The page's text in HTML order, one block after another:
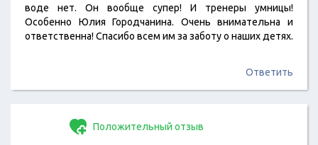
воде нет. Он вообще супер! И тренеры умницы!
Особенно Юлия Городчанина. Очень внимательна и
ответственна! Спасибо всем им за заботу о наших детях.
Ответить
Положительный отзыв